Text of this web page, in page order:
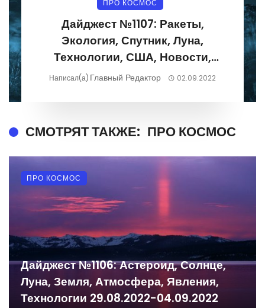
ПРО КОСМОС
Дайджест №1107: Ракеты,
Экология, Спутник, Луна,
Технологии, США, Новости,
Фотографии 29.08.2022-
Написал(а) Главный Редактор 02.09.2022
СМОТРЯТ ТАКЖЕ: ПРО КОСМОС
Дайджест №1106: Астероид, Солнце,
Луна, Земля, Атмосфера, Явления,
Технологии 29.08.2022-04.09.2022
ПРО КОСМОС